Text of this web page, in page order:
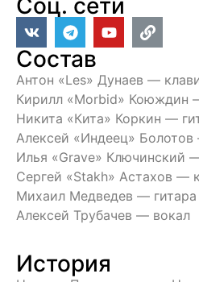
Соц. сети
Состав
Антон «Les» Дунаев —
Кирилл «Morbid» Коюждин
Никита «Кита» Коркин —
Алексей «Индеец»
Илья «Grave» Ключинский
Сергей «Stakh» Астахов —
Михаил Медведев — гитара
Алексей Трубачев — вокал
История